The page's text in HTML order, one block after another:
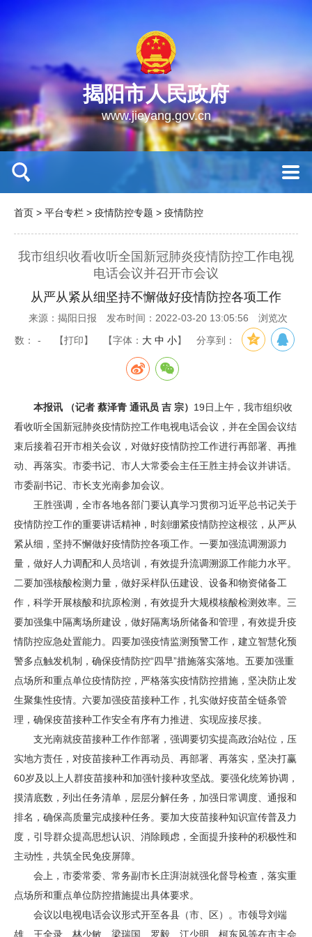
揭阳市人民政府
www.jieyang.gov.cn
首页 > 平台专栏 > 疫情防控专题 > 疫情防控
我市组织收看收听全国新冠肺炎疫情防控工作电视
电话会议并召开市会议
从严从紧从细坚持不懈做好疫情防控各项工作
来源：揭阳日报 发布时间：2022-03-20 13:05:56 浏览次
数： - 【打印】 【字体： 大 中 小】 分享到：
本报讯 （记者 蔡泽青 通讯员 吉 宗） 19日上午，我市组织收
看收听全国新冠肺炎疫情防控工作电视电话会议，并在全国会议结
束后接着召开市相关会议，对做好疫情防控工作进行再部署、再推
动、再落实。市委书记、市人大常委会主任王胜主持会议并讲话。
市委副书记、市长支光南参加会议。
王胜强调，全市各地各部门要认真学习贯彻习近平总书记关于
疫情防控工作的重要讲话精神，时刻绷紧疫情防控这根弦，从严从
紧从细，坚持不懈做好疫情防控各项工作。一要加强流调溯源力
量，做好人力调配和人员培训，有效提升流调溯源工作能力水平。
二要加强核酸检测力量，做好采样队伍建设、设备和物资储备工
作，科学开展核酸和抗原检测，有效提升大规模核酸检测效率。三
要加强集中隔离场所建设，做好隔离场所储备和管理，有效提升疫
情防控应急处置能力。四要加强疫情监测预警工作，建立智慧化预
警多点触发机制，确保疫情防控“四早”措施落实落地。五要加强重
点场所和重点单位疫情防控，严格落实疫情防控措施，坚决防止发
生聚集性疫情。六要加强疫苗接种工作，扎实做好疫苗全链条管
理，确保疫苗接种工作安全有序有力推进、实现应接尽接。
支光南就疫苗接种工作作部署，强调要切实提高政治站位，压
实地方责任，对疫苗接种工作再动员、再部署、再落实，坚决打赢
60岁及以上人群疫苗接种和加强针接种攻坚战。要强化统筹协调，
摸清底数，列出任务清单，层层分解任务，加强日常调度、通报和
排名，确保高质量完成接种任务。要加大疫苗接种知识宣传普及力
度，引导群众提高思想认识、消除顾虑，全面提升接种的积极性和
主动性，共筑全民免疫屏障。
会上，市委常委、常务副市长庄湃澍就强化督导检查，落实重
点场所和重点单位防控措施提出具体要求。
会议以电视电话会议形式开至各县（市、区）。市领导刘端
雄、王全录、林少敏、梁瑞国、罗毅、江少明、柯东风等在市主会